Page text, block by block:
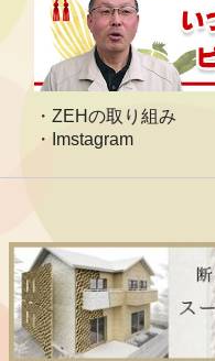
ZEHの取り組み
Imstagram